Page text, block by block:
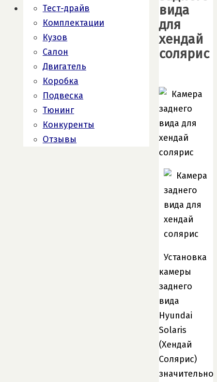
вида
для
хендай
солярис
Установка
камеры
заднего
вида
Hyundai
Solaris
(Хендай
Солярис)
значительно
Тест-драйв
Комплектации
Кузов
Салон
Двигатель
Коробка
Подвеска
Тюнинг
Конкуренты
Отзывы